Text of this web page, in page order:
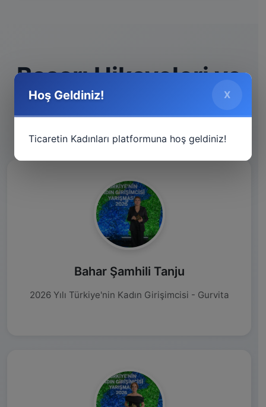
Başarı Hikayeleri ve
İlham Verenler
Bahar Şamhili Tanju
2026 Yılı Türkiye'nin Kadın Girişimcisi - Gurvita
Hoş Geldiniz! X
Ticaretin Kadınları platformuna hoş geldiniz!